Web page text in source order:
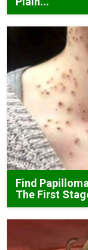
Find
The First